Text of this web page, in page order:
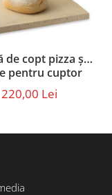
de copt pizza și
pentru cuptor
sau pe gaz – set
din lemn (40 ×
220,00 Lei